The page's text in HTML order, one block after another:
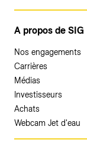
A propos de SIG
Nos engagements
Carrières
Médias
Investisseurs
Achats
Webcam Jet d'eau